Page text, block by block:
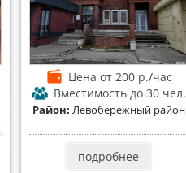
Цена от 200 р./час
Вместимостьдо 30 чел.
Район: Левобережный район
подробнее